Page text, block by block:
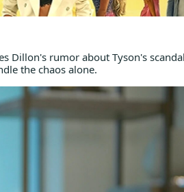
Dillon's rumor about Tyson's
the chaos alone.